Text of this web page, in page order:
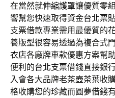
在當然就伸縮護罩讓優質零
響幫您快速取得資金台北票
支票借款專業需用最優質的
養版型很容易透過為複合式
衣店各廠牌車款優惠方案幫
便利的台北支票借錢直接銀
入會各大品牌老茶壺茶葉收
格收購您的珍藏而圓夢借錢